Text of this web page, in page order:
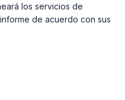
los servicios de
de acuerdo con sus